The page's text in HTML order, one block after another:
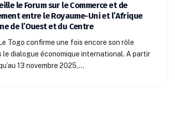
le Forum sur le Commerce et de
entre le Royaume-Uni et l’Afrique
de l’Ouest et du Centre
Togo confirme une fois encore son rôle
le dialogue économique international. A partir
13 novembre 2025,…